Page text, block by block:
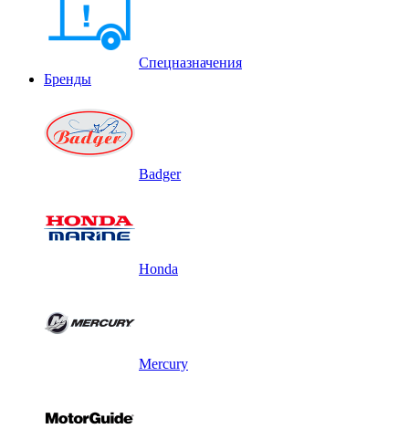
Спецназначения
Бренды
Badger
Honda
Mercury